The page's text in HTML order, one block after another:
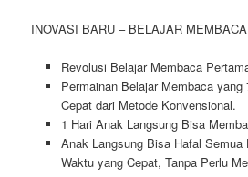
INOVASI BARU – BELAJAR
Revolusi Belajar Membaca
Permainan Belajar Membaca
Cepat dari Metode Konvensional.
1 Hari Anak Langsung Bisa
Anak Langsung Bisa Hafal Semua
Waktu yang Cepat, Tanpa Perlu